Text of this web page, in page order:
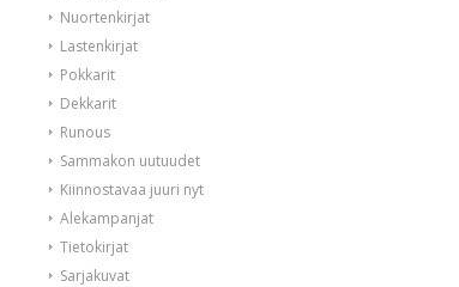
Nuortenkirjat
Lastenkirjat
Pokkarit
Dekkarit
Runous
Sammakon uutuudet
Kiinnostavaa juuri nyt
Alekampanjat
Tietokirjat
Sarjakuvat